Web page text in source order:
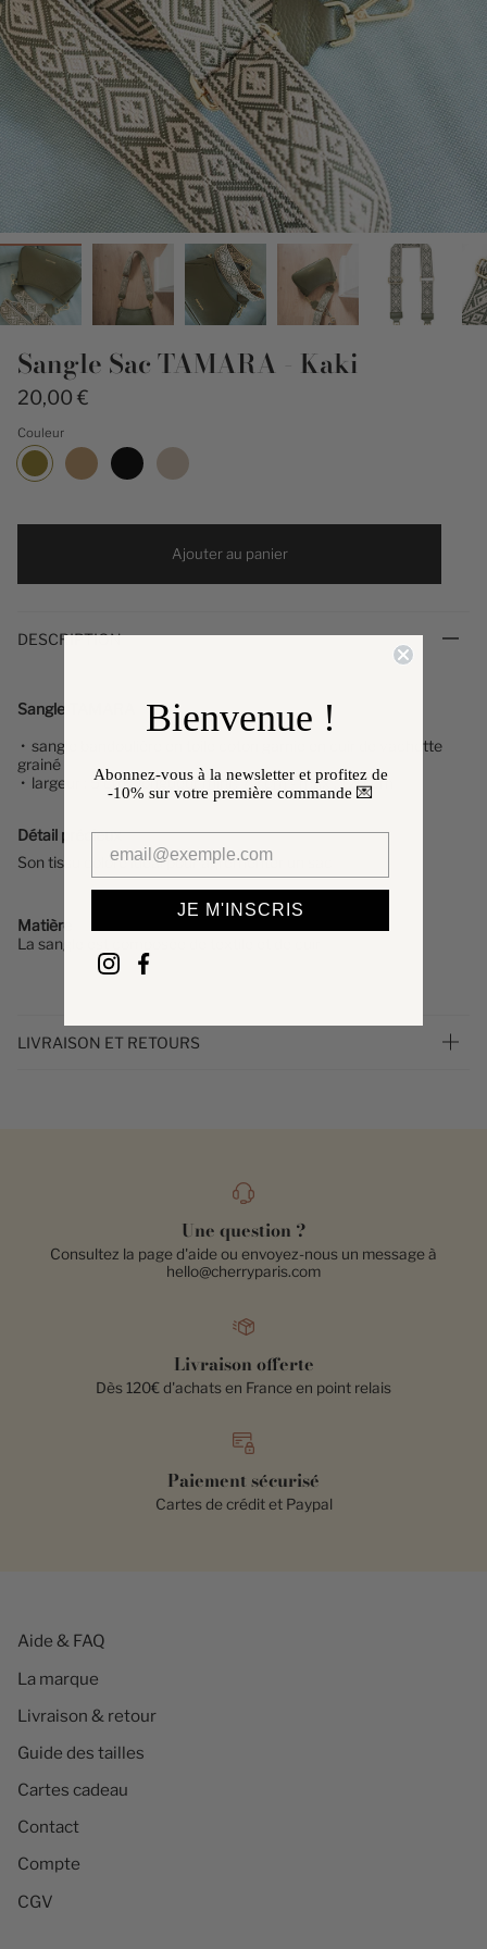
Sangle Sac TAMARA - Kaki
20,00 €
Couleur
Kaki
Ajouter au panier
DESCRIPTION
Sangle TAMARA
• sangle bandoulière en toile coton garnie en cuir de vachette
grainé
• largeur : 5 cm - longueur mini : 70 cm - max : 120 cm
Détail précieux✨
Son tissu coloré idéal pour agrémenter un sac
Matière
La sangle
LIVRAISON ET RETOURS
Une question ?
Consultez la page d'aide ou envoyez-nous un message à
hello@cherryparis.com
Livraison offerte
Dès 120€ d'achats en France en point relais
Paiement sécurisé
Cartes de crédit et Paypal
Aide & FAQ
La marque
Livraison & retour
Guide des tailles
Cartes cadeau
Contact
Compte
CGV
Bienvenue !
Abonnez-vous à la newsletter et profitez de
-10% sur votre première commande 💌
JE M'INSCRIS